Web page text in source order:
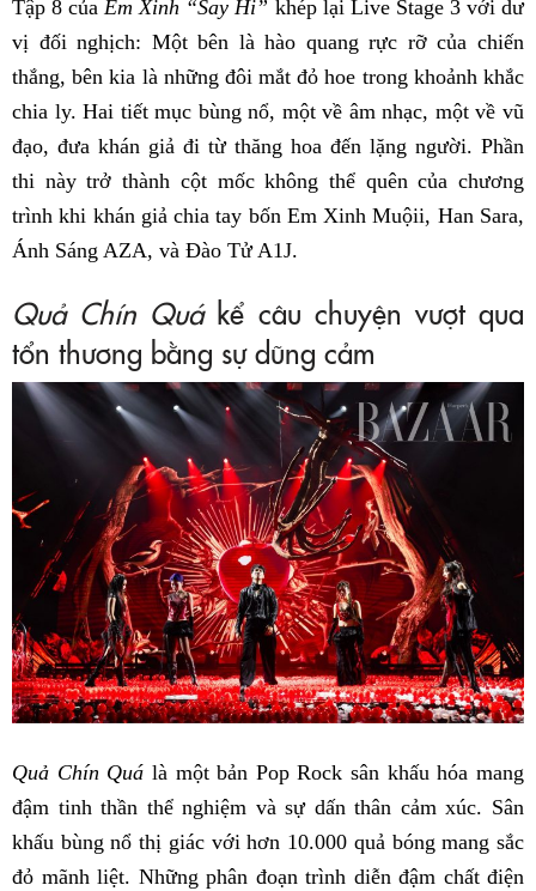
Tập 8 của Em Xinh “Say Hi” khép lại Live Stage 3 với dư
vị đối nghịch: Một bên là hào quang rực rỡ của chiến
thắng, bên kia là những đôi mắt đỏ hoe trong khoảnh khắc
chia ly. Hai tiết mục bùng nổ, một về âm nhạc, một về vũ
đạo, đưa khán giả đi từ thăng hoa đến lặng người. Phần
thi này trở thành cột mốc không thể quên của chương
trình khi khán giả chia tay bốn Em Xinh Muộii, Han Sara,
Ánh Sáng AZA, và Đào Tử A1J.
Quả Chín Quákể câu chuyện vượt qua
tổn thương bằng sự dũng cảm
Quả Chín Quá là một bản Pop Rock sân khấu hóa mang
đậm tinh thần thể nghiệm và sự dấn thân cảm xúc. Sân
khấu bùng nổ thị giác với hơn 10.000 quả bóng mang sắc
đỏ mãnh liệt. Những phân đoạn trình diễn đậm chất điện